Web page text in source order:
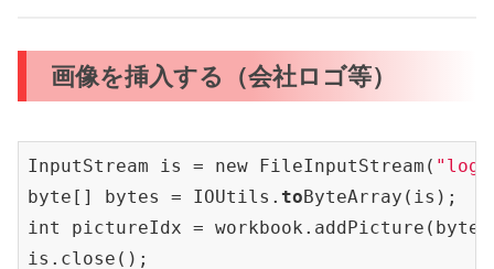
画像を挿入する（会社ロゴ等）
InputStream is = new FileInputStream(
byte[] bytes = IOUtils. to ByteArray(is);
int pictureIdx = workbook.addPicture(bytes,
is.close();